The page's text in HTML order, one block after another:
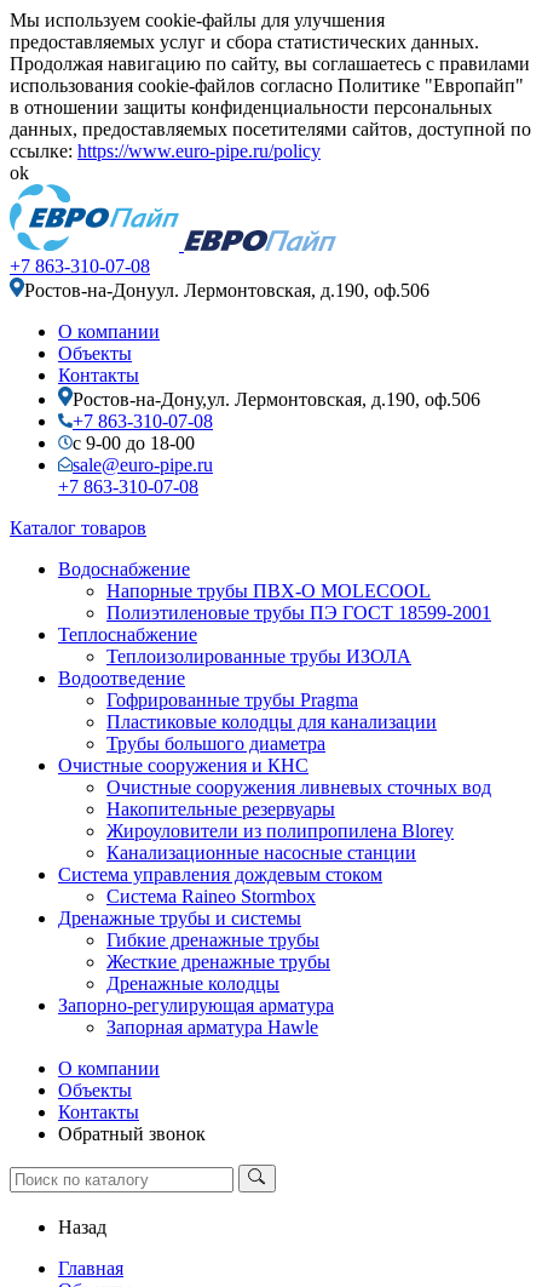
Мы используем cookie-файлы для улучшения
предоставляемых услуг и сбора статистических данных.
Продолжая навигацию по сайту, вы соглашаетесь с правилами
использования cookie-файлов согласно Политике "Европайп"
в отношении защиты конфиденциальности персональных
данных, предоставляемых посетителями сайтов, доступной по
ссылке: https://www.euro-pipe.ru/policy
ok
+7 863-310-07-08
Ростов-на-Донуул. Лермонтовская, д.190, оф.506
О компании
Объекты
Контакты
Ростов-на-Дону,ул. Лермонтовская, д.190, оф.506
+7 863-310-07-08
с 9-00 до 18-00
sale@euro-pipe.ru
+7 863-310-07-08
Каталог товаров
Водоснабжение
Напорные трубы ПВХ-О MOLECOOL
Полиэтиленовые трубы ПЭ ГОСТ 18599-2001
Теплоснабжение
Теплоизолированные трубы ИЗОЛА
Водоотведение
Гофрированные трубы Pragma
Пластиковые колодцы для канализации
Трубы большого диаметра
Очистные сооружения и КНС
Очистные сооружения ливневых сточных вод
Накопительные резервуары
Жироуловители из полипропилена Blorey
Канализационные насосные станции
Система управления дождевым стоком
Система Raineo Stormbox
Дренажные трубы и системы
Гибкие дренажные трубы
Жесткие дренажные трубы
Дренажные колодцы
Запорно-регулирующая арматура
Запорная арматура Hawle
О компании
Объекты
Контакты
Обратный звонок
Назад
Главная